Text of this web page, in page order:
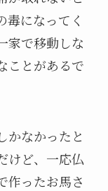
毒になってく
家で移動しな
ことがあるで
かなかったと
けど、一応仏
作ったお馬さ